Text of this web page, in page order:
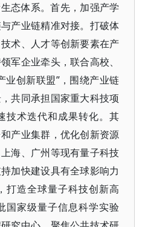
态体系。首先，加强产学
产业链精准对接。打破体
术、人才等创新要素在产
军企业牵头，联合高校、
业创新联盟”，围绕产业链
共同承担国家重大科技项
技术迭代和成果转化。其
产业集群，优化创新资源
海、广州等现有量子科技
加快建设具有全球影响力
打造全球量子科技创新高
国家级量子信息科学实验